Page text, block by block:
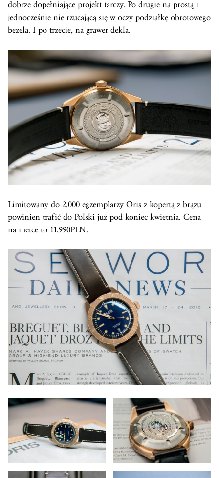
dobrze dopełniające projekt tarczy. Po drugie na prostą i
jednocześnie nie rzucającą się w oczy podziałkę obrotowego
bezela. I po trzecie, na grawer dekla.
Limitowany do 2.000 egzemplarzy Oris z kopertą z brązu
powinien trafić do Polski już pod koniec kwietnia. Cena
na metce to 11.990PLN.